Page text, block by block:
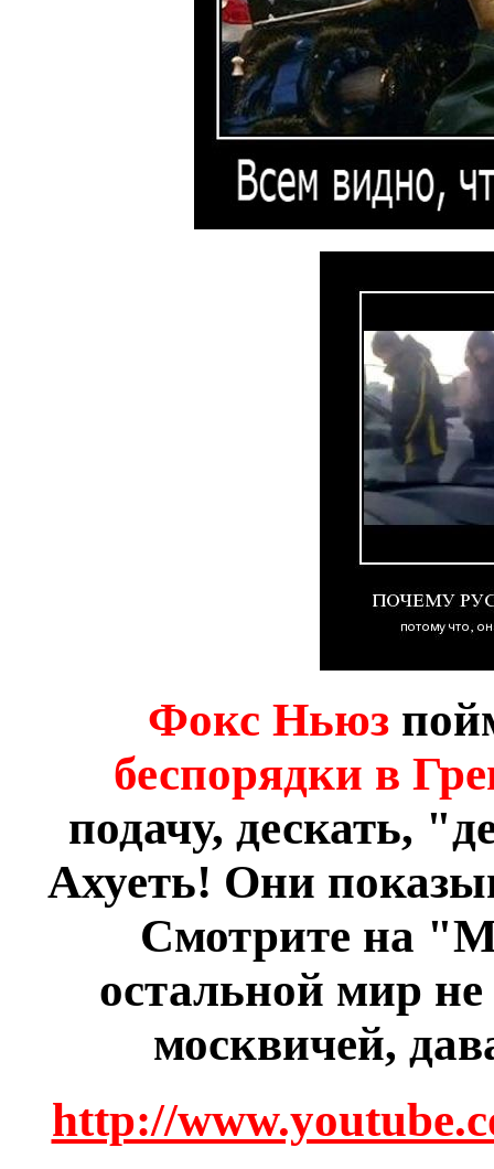
Фокс Ньюз
беспорядки в
подачу, дескать,
Ахуеть! Они
Смотрите на
остальной мир
москвичей,
http://